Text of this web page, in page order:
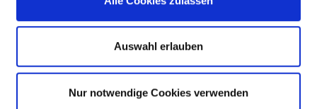
Auswahl erlauben
Nur notwendige Cookies verwenden
maßgebliche tarifliche
Wochenarbeitszeit
40
Davon ohne Fachabteilungszuordnung